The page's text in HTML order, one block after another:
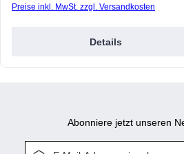
Preise inkl. MwSt. zzgl. Versandkosten
Details
Abonniere jetzt unseren
E-Mail-Adresse*